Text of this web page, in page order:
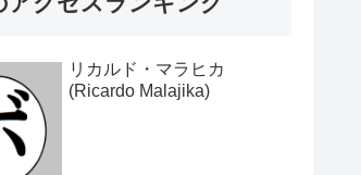
リカルド・マラヒカ
(Ricardo Malajika)